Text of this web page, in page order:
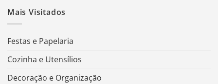
Mais Visitados
Festas e Papelaria
Cozinha e Utensílios
Decoração e Organização